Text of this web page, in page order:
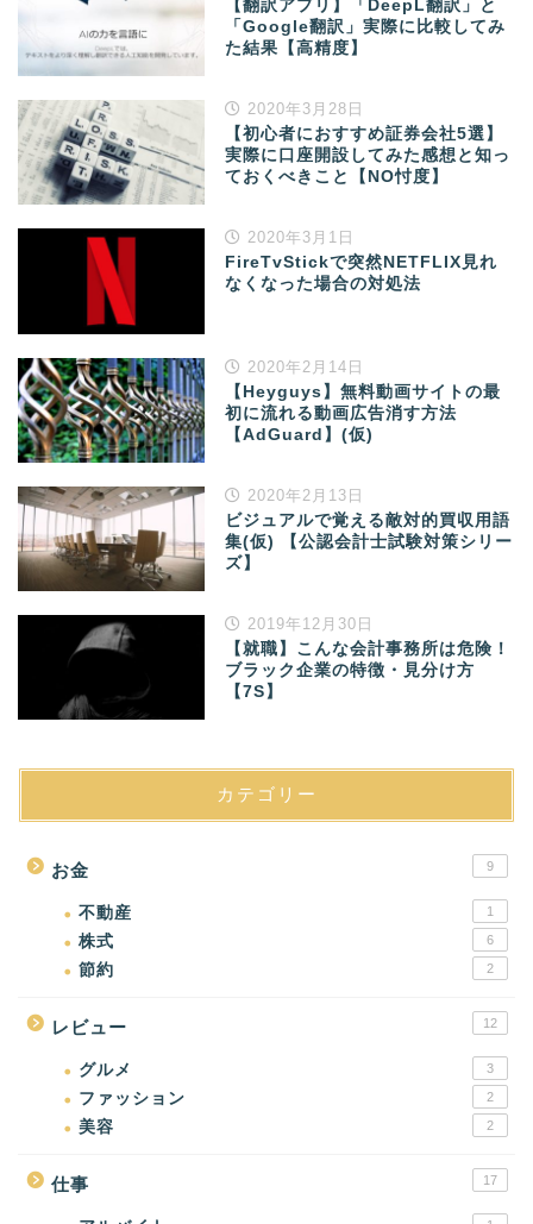
【翻訳アプリ】「DeepL翻訳」と
「Google翻訳」実際に比較してみ
た結果【高精度】
2020年3月28日
【初心者におすすめ証券会社5選】
実際に口座開設してみた感想と知っ
ておくべきこと【NO忖度】
2020年3月1日
FireTvStickで突然NETFLIX見れ
なくなった場合の対処法
2020年2月14日
【Heyguys】無料動画サイトの最
初に流れる動画広告消す方法
【AdGuard】(仮)
2020年2月13日
ビジュアルで覚える敵対的買収用語
集(仮) 【公認会計士試験対策シリー
ズ】
2019年12月30日
【就職】こんな会計事務所は危険！
ブラック企業の特徴・見分け方
【7S】
カテゴリー
お金 9
不動産 1
株式 6
節約 2
レビュー 12
グルメ 3
ファッション 2
美容 2
仕事 17